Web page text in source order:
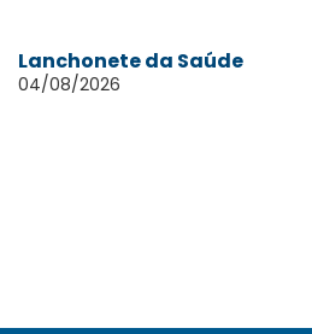
Lanchonete da Saúde
04/08/2026